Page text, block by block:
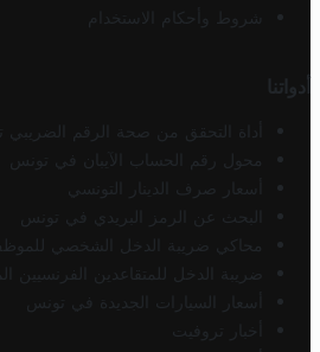
شروط وأحكام الاستخدام
أدواتنا
أداة التحقق من صحة الرقم الضريبي
محول رقم الحساب الآيبان في تونس
أسعار صرف الدينار التونسي
البحث عن الرمز البريدي في تونس
محاكي ضريبة الدخل الشخصي
ضريبة الدخل للمتقاعدين الفرنسيين
أسعار السيارات الجديدة في تونس
أخبار تروفيت